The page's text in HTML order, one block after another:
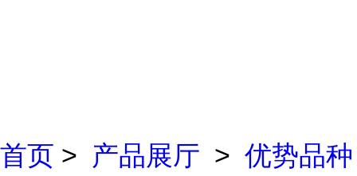
首页 > 产品展厅 > 优势品种